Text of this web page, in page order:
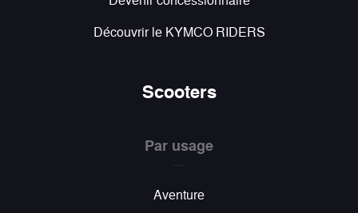
Découvrir le KYMCO RIDERS
Scooters
Par usage
Aventure